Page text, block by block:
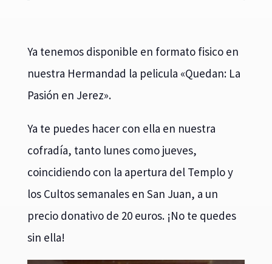
Ya tenemos disponible en formato fisico en
nuestra Hermandad la pelicula «Quedan: La
Pasión en Jerez».
Ya te puedes hacer con ella en nuestra
cofradía, tanto lunes como jueves,
coincidiendo con la apertura del Templo y
los Cultos semanales en San Juan, a un
precio donativo de 20 euros. ¡No te quedes
sin ella!